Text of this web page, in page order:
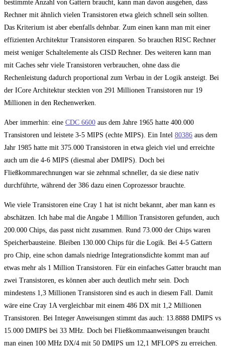
bestimmte Anzahl von Gattern braucht, kann man davon ausgehen, dass
Rechner mit ähnlich vielen Transistoren etwa gleich schnell sein sollten.
Das Kriterium ist aber ebenfalls dehnbar. Zum einen kann man mit einer
effizienten Architektur Transistoren einsparen. So brauchen RISC Rechner
meist weniger Schaltelemente als CISD Rechner. Des weiteren kann man
mit Caches sehr viele Transistoren verbrauchen, ohne dass die
Rechenleistung dadurch proportional zum Verbau in der Logik ansteigt. Bei
der ICore Architektur steckten von 291 Millionen Transistoren nur 19
Millionen in den Rechenwerken.
Aber immerhin: eine CDC 6600 aus dem Jahre 1965 hatte 400.000
Transistoren und leistete 3-5 MIPS (echte MIPS). Ein Intel 80386 aus dem
Jahr 1985 hatte mit 375.000 Transistoren in etwa gleich viel und erreichte
auch um die 4-6 MIPS (diesmal aber DMIPS). Doch bei
Fließkommarechnungen war sie zehnmal schneller, da sie diese nativ
durchführte, während der 386 dazu einen Coprozessor brauchte.
Wie viele Transistoren eine Cray 1 hat ist nicht bekannt, aber man kann es
abschätzen. Ich habe mal die Angabe 1 Million Transistoren gefunden, auch
200.000 Chips, das passt nicht zusammen. Rund 73.000 der Chips waren
Speicherbausteine. Bleiben 130.000 Chips für die Logik. Bei 4-5 Gattern
pro Chip, eine schon damals niedrige Integrationsdichte kommt man auf
etwas mehr als 1 Million Transistoren. Für ein einfaches Gatter braucht man
zwei Transistoren, es können aber auch deutlich mehr sein. Doch
mindestens 1,3 Millionen Transistoren sind es auch in diesem Fall. Damit
wäre eine Cray 1A vergleichbar mit einem 486 DX mit 1,2 Millionen
Transistoren. Bei Integer Anweisungen stimmt das auch: 13.8888 DMIPS vs
15.000 DMIPS bei 33 MHz. Doch bei Fließkommaanweisungen braucht
man einen 100 MHz DX/4 mit 50 DMIPS um 12,1 MFLOPS zu erreichen.